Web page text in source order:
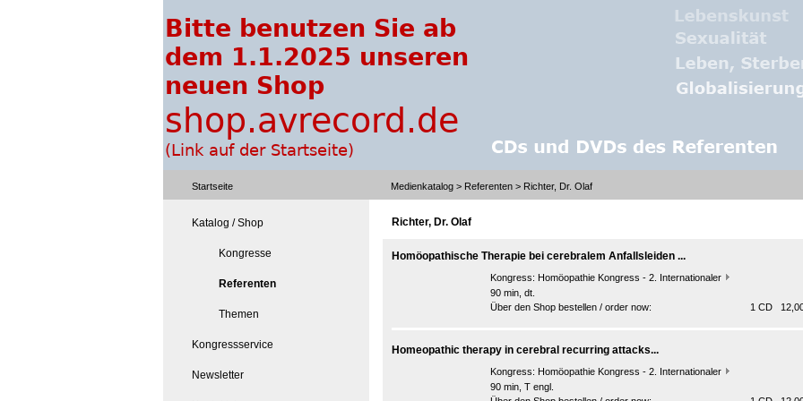
Startseite Medienkatalog > Referenten > Richter, Dr. Olaf
Katalog / Shop
Kongresse
Referenten
Themen
Kongressservice
Newsletter
Richter, Dr. Olaf
Homöopathische Therapie bei cerebralem Anfallsleiden ...
Kongress: Homöopathie Kongress - 2. Internationaler
90 min, dt.
Über den Shop bestellen / order now:
1 CD
Homeopathic therapy in cerebral recurring attacks...
Kongress: Homöopathie Kongress - 2. Internationaler
90 min, T engl.